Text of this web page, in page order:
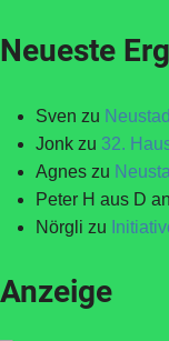
Neueste
Sven zu
Jonk zu 32.
Agnes zu
Peter H aus D
Nörgli zu
Anzeige